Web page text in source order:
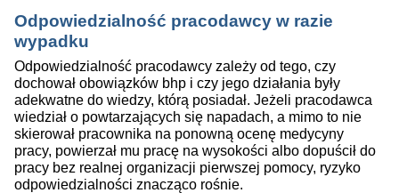
Odpowiedzialność pracodawcy w razie
wypadku
Odpowiedzialność pracodawcy zależy od tego, czy
dochował obowiązków bhp i czy jego działania były
adekwatne do wiedzy, którą posiadał. Jeżeli pracodawca
wiedział o powtarzających się napadach, a mimo to nie
skierował pracownika na ponowną ocenę medycyny
pracy, powierzał mu pracę na wysokości albo dopuścił do
pracy bez realnej organizacji pierwszej pomocy, ryzyko
odpowiedzialności znacząco rośnie.